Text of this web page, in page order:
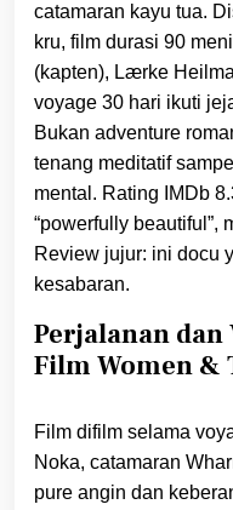
catamaran kayu tua.
kru, film durasi 90
(kapten), Lærke
voyage 30 hari ikuti
Bukan adventure
tenang meditatif
mental. Rating IMDb
“powerfully beautiful”,
Review jujur: ini docu
kesabaran.
Perjalanan
Film Women &
Film difilm selama
Noka, catamaran
pure angin dan